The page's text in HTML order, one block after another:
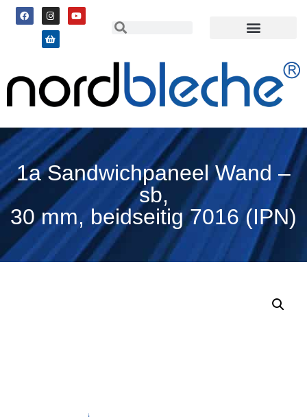
1a Sandwichpaneel Wand –
sb,
30 mm, beidseitig 7016 (IPN)